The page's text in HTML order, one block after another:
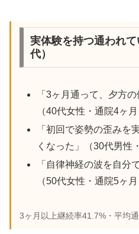
実体験を持つ通われ
代）
「3ヶ月通って、夕方
（40代女性・通院4ヶ月
「初回で姿勢の歪みを
くなった」（30代男性
「自律神経の波を自分
（50代女性・通院5ヶ月
3ヶ月以上継続率41.7%・平均